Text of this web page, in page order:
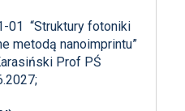
01 “Struktury fotoniki
metodą nanoimprintu”
Prof PŚ